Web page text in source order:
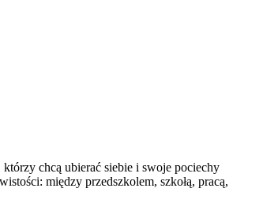
chcą ubierać siebie i swoje pociechy
między przedszkolem, szkołą, pracą,